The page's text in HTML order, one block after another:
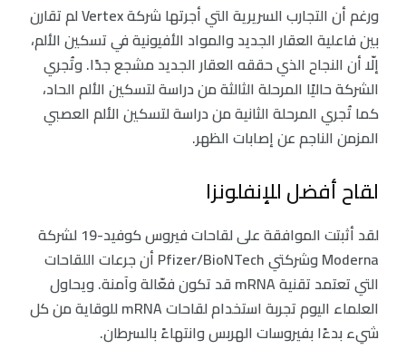
ورغم أن التجارب السريرية التي أجرتها شركة Vertex لم تقارن
بين فاعلية العقار الجديد والمواد الأفيونية في تسكين الألم،
إلّا أن النجاح الذي حققه العقار الجديد مشجع جدًا. وتُجري
الشركة حاليًا المرحلة الثالثة من دراسة لتسكين الألم الحاد،
كما تُجري المرحلة الثانية من دراسة لتسكين الألم العصبي
المزمن الناجم عن إصابات الظهر.
لقاح أفضل للإنفلونزا
لقد أثبتت الموافقة على لقاحات فيروس كوفيد-19 لشركة
Moderna وشركتي Pfizer/BioNTech أن جرعات اللقاحات
التي تعتمد تقنية mRNA قد تكون فعّالة وآمنة. ويحاول
العلماء اليوم تجربة استخدام لقاحات mRNA للوقاية من كل
شيء بدءًا بفيروسات الهربس وانتهاءً بالسرطان.